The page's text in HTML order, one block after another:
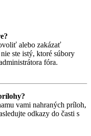
alebo zakázať
ste istý, ktoré súbory
fóra.
vami nahraných príloh,
odkazy do časti s